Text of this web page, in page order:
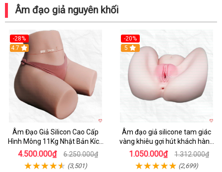
Âm đạo giả nguyên khối
-28%
4.7
Âm Đạo Giả Silicon Cao Cấp
Hình Mông 11Kg Nhật Bản Kích
Thước Như Thật
4.500.000₫ 6.250.000₫
(3,501)
-20%
Hot
5
Âm đạo giả silicone tam giác
vàng khiêu gợi hút khách hàng
nam
1.050.000₫ 1.312.000₫
(2,699)